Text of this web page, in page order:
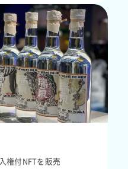
権付NFTを販売